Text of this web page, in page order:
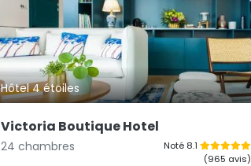
Hôtel 4 étoiles
Victoria Boutique Hotel
24 chambres
Noté 8.1
(965 avis)